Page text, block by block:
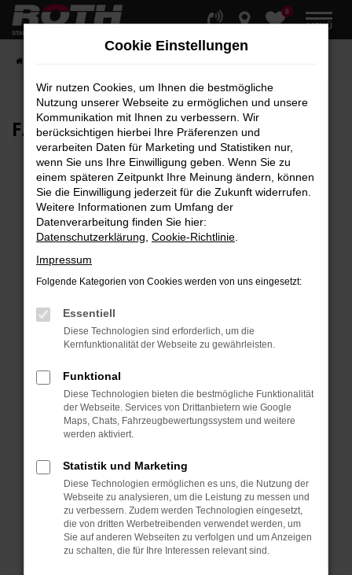
Zum
Hauptinhalt
0
MENÜ
FAHRZEUG-SHOWROOM
Fehler: Network Error
Beim Laden ist ein Fehler aufgetreten.
Hier sind ein paar Tipps, die dir helfen können:
Überprüfe deine Firewall und deine
Laden andere Webseiten, zum Beispiel deine
Suchmaschine?
Prüfe deine Browsererweiterungen.
Manche Erweiterungen, wie Werbeblocker,
können das Laden bestimmter Seiten
verhindern. Funktioniert die Seite in einem
anderen Browser oder in einem privaten
Fenster?
Starte dein Gerät neu.
Das kann manchmal helfen, vorübergehende
Probleme zu beheben.
Stelle sicher, dass dein Browser und dein
Betriebssystem auf dem neuesten Stand
sind.
Cookie Einstellungen
Wir nutzen Cookies, um Ihnen die bestmögliche
Nutzung unserer Webseite zu ermöglichen und unsere
Kommunikation mit Ihnen zu verbessern. Wir
berücksichtigen hierbei Ihre Präferenzen und
verarbeiten Daten für Marketing und Statistiken nur,
wenn Sie uns Ihre Einwilligung geben. Wenn Sie zu
einem späteren Zeitpunkt Ihre Meinung ändern, können
Sie die Einwilligung jederzeit für die Zukunft widerrufen.
Weitere Informationen zum Umfang der
Datenverarbeitung finden Sie hier:
Datenschutzerklärung Cookie-Richtlinie
Impressum
Folgende Kategorien von Cookies werden von uns eingesetzt:
Essentiell
Diese Technologien sind erforderlich, um die
Kernfunktionalität der Webseite zu gewährleisten.
Funktional
Diese Technologien bieten die bestmögliche Funktionalität
der Webseite. Services von Drittanbietern wie Google
Maps, Chats, Fahrzeugbewertungssystem und weitere
werden aktiviert.
Statistik und Marketing
Diese Technologien ermöglichen es uns, die Nutzung der
Webseite zu analysieren, um die Leistung zu messen und
zu verbessern. Zudem werden Technologien eingesetzt,
die von dritten Werbetreibenden verwendet werden, um
Sie auf anderen Webseiten zu verfolgen und um Anzeigen
zu schalten, die für Ihre Interessen relevant sind.